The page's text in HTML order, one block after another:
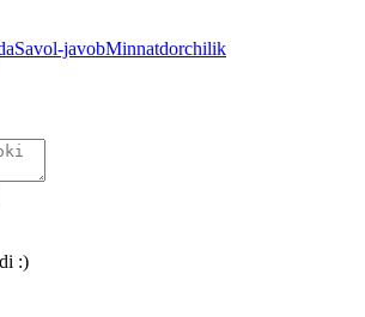
Savol-javobMinnatdorchilik
:)